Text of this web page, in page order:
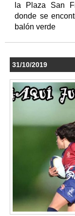
la Plaza San
donde se
balón verde
31/10/2019